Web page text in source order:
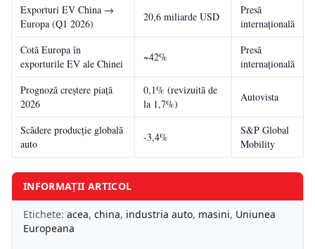
Exporturi EV China →
Europa (Q1 2026)
20,6 miliarde USD
Presă
internațională
Cotă Europa în
exporturile EV ale Chinei
~42%
Presă
internațională
Prognoză creștere piață
2026
0,1% (revizuită de
la 1,7%)
Autovista
Scădere producție globală
auto
-3,4%
S&P Global
Mobility
INFORMAȚII ARTICOL
Etichete: acea, china, industria auto, masini, Uniunea
Europeana